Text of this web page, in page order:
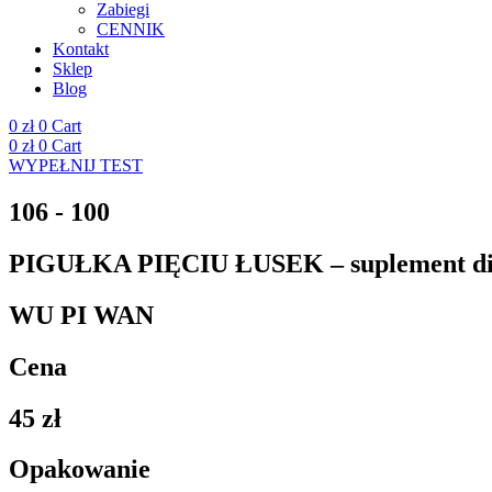
Zabiegi
CENNIK
Kontakt
Sklep
Blog
0 zł 0 Cart
0 zł 0 Cart
WYPEŁNIJ TEST
106 - 100
PIGUŁKA PIĘCIU ŁUSEK – suplement
WU PI WAN
Cena
45 zł
Opakowanie